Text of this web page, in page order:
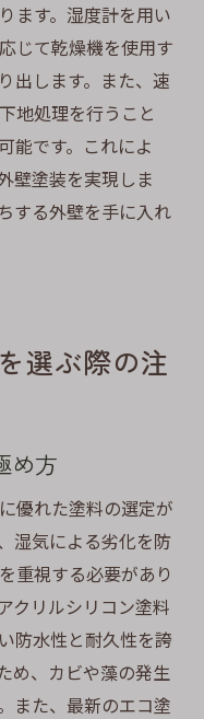
ます。湿度計を用い
じて乾燥機を使用す
出します。また、速
地処理を行うこと
能です。これによ
壁塗装を実現しま
する外壁を手に入れ
選ぶ際の注
め方
優れた塗料の選定が
湿気による劣化を防
重視する必要があり
クリルシリコン塗料
防水性と耐久性を誇
め、カビや藻の発生
また、最新のエコ塗